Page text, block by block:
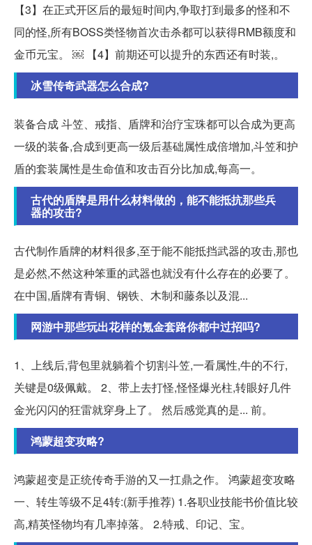
【3】在正式开区后的最短时间内,争取打到最多的怪和不
同的怪,所有BOSS类怪物首次击杀都可以获得RMB额度和
金币元宝。 ￼ 【4】前期还可以提升的东西还有时装,。
冰雪传奇武器怎么合成?
装备合成 斗笠、戒指、盾牌和治疗宝珠都可以合成为更高
一级的装备,合成到更高一级后基础属性成倍增加,斗笠和护
盾的套装属性是生命值和攻击百分比加成,每高一。
古代的盾牌是用什么材料做的，能不能抵抗那些兵
器的攻击?
古代制作盾牌的材料很多,至于能不能抵挡武器的攻击,那也
是必然,不然这种笨重的武器也就没有什么存在的必要了。
在中国,盾牌有青铜、钢铁、木制和藤条以及混...
网游中那些玩出花样的氪金套路你都中过招吗?
1、上线后,背包里就躺着个切割斗笠,一看属性,牛的不行,
关键是0级佩戴。 2、带上去打怪,怪怪爆光柱,转眼好几件
金光闪闪的狂雷就穿身上了。 然后感觉真的是... 前。
鸿蒙超变攻略?
鸿蒙超变是正统传奇手游的又一扛鼎之作。 鸿蒙超变攻略
一、转生等级不足4转:(新手推荐) 1.各职业技能书价值比较
高,精英怪物均有几率掉落。 2.特戒、印记、宝。